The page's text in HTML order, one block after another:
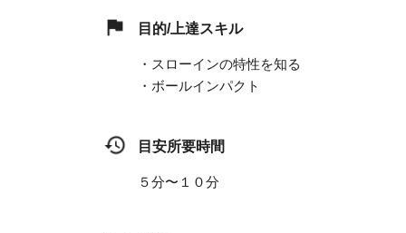
目的/上達スキル
・スローインの特性を知る
・ボールインパクト
目安所要時間
５分〜１０分